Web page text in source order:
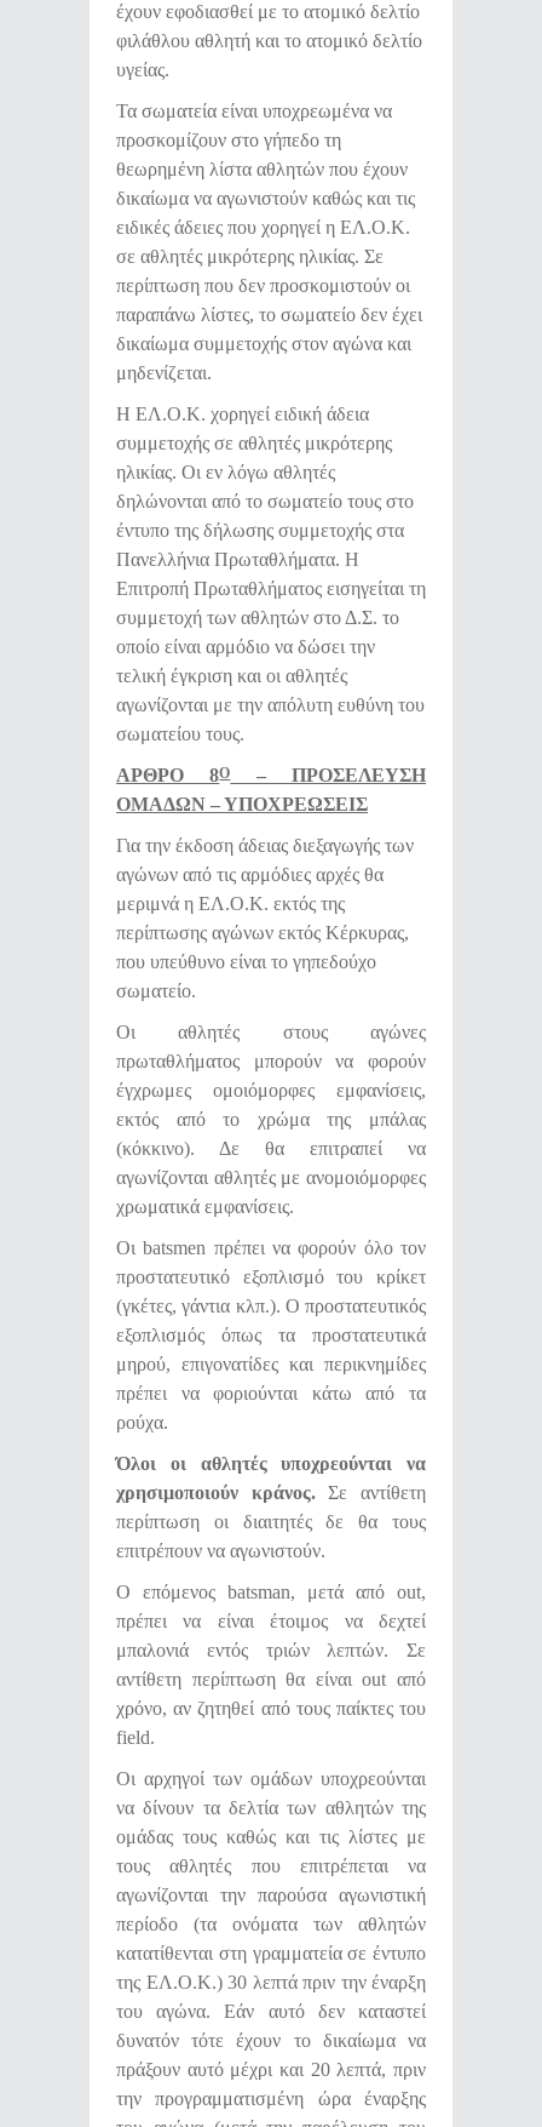
έχουν εφοδιασθεί με το ατομικό δελτίο
φιλάθλου αθλητή και το ατομικό δελτίο
υγείας.
Τα σωματεία είναι υποχρεωμένα να
προσκομίζουν στο γήπεδο τη
θεωρημένη λίστα αθλητών που έχουν
δικαίωμα να αγωνιστούν καθώς και τις
ειδικές άδειες που χορηγεί η ΕΛ.Ο.Κ.
σε αθλητές μικρότερης ηλικίας. Σε
περίπτωση που δεν προσκομιστούν οι
παραπάνω λίστες, το σωματείο δεν έχει
δικαίωμα συμμετοχής στον αγώνα και
μηδενίζεται.
Η ΕΛ.Ο.Κ. χορηγεί ειδική άδεια
συμμετοχής σε αθλητές μικρότερης
ηλικίας. Οι εν λόγω αθλητές
δηλώνονται από το σωματείο τους στο
έντυπο της δήλωσης συμμετοχής στα
Πανελλήνια Πρωταθλήματα. Η
Επιτροπή Πρωταθλήματος εισηγείται τη
συμμετοχή των αθλητών στο Δ.Σ. το
οποίο είναι αρμόδιο να δώσει την
τελική έγκριση και οι αθλητές
αγωνίζονται με την απόλυτη ευθύνη του
σωματείου τους.
ΑΡΘΡΟ 8Ο– ΠΡΟΣΕΛΕΥΣΗ
ΟΜΑΔΩΝ – ΥΠΟΧΡΕΩΣΕΙΣ
Για την έκδοση άδειας διεξαγωγής των
αγώνων από τις αρμόδιες αρχές θα
μεριμνά η ΕΛ.Ο.Κ. εκτός της
περίπτωσης αγώνων εκτός Κέρκυρας,
που υπεύθυνο είναι το γηπεδούχο
σωματείο.
Οι αθλητές στους αγώνες
πρωταθλήματος μπορούν να φορούν
έγχρωμες ομοιόμορφες εμφανίσεις,
εκτός από το χρώμα της μπάλας
(κόκκινο). Δε θα επιτραπεί να
αγωνίζονται αθλητές με ανομοιόμορφες
χρωματικά εμφανίσεις.
Οι batsmen πρέπει να φορούν όλο τον
προστατευτικό εξοπλισμό του κρίκετ
(γκέτες, γάντια κλπ.). Ο προστατευτικός
εξοπλισμός όπως τα προστατευτικά
μηρού, επιγονατίδες και περικνημίδες
πρέπει να φοριούνται κάτω από τα
ρούχα.
Όλοι οι αθλητές υποχρεούνται να
χρησιμοποιούν κράνος.Σε αντίθετη
περίπτωση οι διαιτητές δε θα τους
επιτρέπουν να αγωνιστούν.
Ο επόμενος batsman, μετά από out,
πρέπει να είναι έτοιμος να δεχτεί
μπαλονιά εντός τριών λεπτών. Σε
αντίθετη περίπτωση θα είναι out από
χρόνο, αν ζητηθεί από τους παίκτες του
field.
Οι αρχηγοί των ομάδων υποχρεούνται
να δίνουν τα δελτία των αθλητών της
ομάδας τους καθώς και τις λίστες με
τους αθλητές που επιτρέπεται να
αγωνίζονται την παρούσα αγωνιστική
περίοδο (τα ονόματα των αθλητών
κατατίθενται στη γραμματεία σε έντυπο
της ΕΛ.Ο.Κ.) 30 λεπτά πριν την έναρξη
του αγώνα. Εάν αυτό δεν καταστεί
δυνατόν τότε έχουν το δικαίωμα να
πράξουν αυτό μέχρι και 20 λεπτά, πριν
την προγραμματισμένη ώρα έναρξης